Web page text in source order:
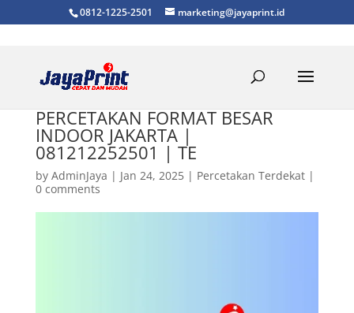
0812-1225-2501 marketing@jayaprint.id
PERCETAKAN FORMAT BESAR
INDOOR JAKARTA |
081212252501 | TE
by AdminJaya | Jan 24, 2025| Percetakan Terdekat|
0 comments